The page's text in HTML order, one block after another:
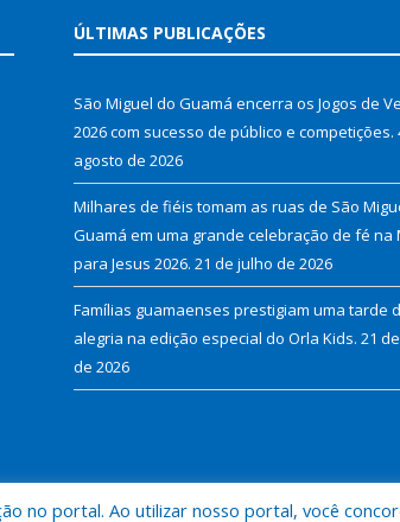
ÚLTIMAS PUBLICAÇÕES
São Miguel do Guamá encerra os Jogos de
2026 com sucesso de público e competições.
agosto de 2026
Milhares de fiéis tomam as ruas de São
Guamá em uma grande celebração de fé na
para Jesus 2026. 21 de julho de 2026
Famílias guamaenses prestigiam uma tarde
alegria na edição especial do Orla Kids. 21
de 2026
no portal. Ao utilizar nosso portal, você